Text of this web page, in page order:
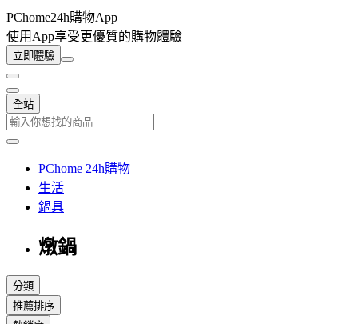
PChome24h購物App
使用App享受更優質的購物體驗
立即體驗
全站
PChome 24h購物
生活
鍋具
燉鍋
分類
推薦排序